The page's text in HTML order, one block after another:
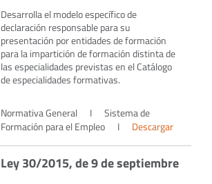
Desarrolla el modelo específico de
declaración responsable para su
presentación por entidades de formación
para la impartición de formación distinta de
las especialidades previstas en el Catálogo
de especialidades formativas.
Normativa General I
Sistema de
Formación para el Empleo
I Descargar
Ley 30/2015, de 9 de septiembre